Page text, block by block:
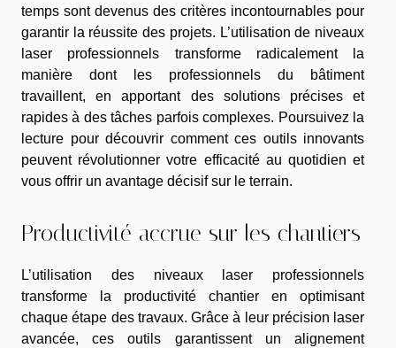
temps sont devenus des critères incontournables pour
garantir la réussite des projets. L’utilisation de niveaux
laser professionnels transforme radicalement la
manière dont les professionnels du bâtiment
travaillent, en apportant des solutions précises et
rapides à des tâches parfois complexes. Poursuivez la
lecture pour découvrir comment ces outils innovants
peuvent révolutionner votre efficacité au quotidien et
vous offrir un avantage décisif sur le terrain.
Productivité accrue sur les chantiers
L’utilisation des niveaux laser professionnels
transforme la productivité chantier en optimisant
chaque étape des travaux. Grâce à leur précision laser
avancée, ces outils garantissent un alignement